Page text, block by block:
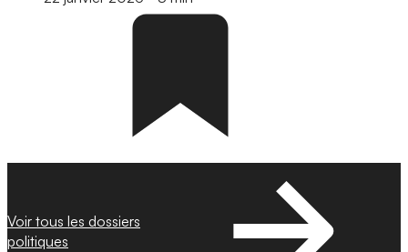
Voir tous les dossiers
politiques